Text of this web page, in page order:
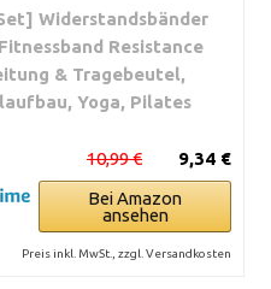
Widerstandsbänder
Resistance
& Tragebeutel,
Yoga, Pilates
9,34 €
10,99 €
Bei Amazon
ansehen
Preis inkl. MwSt., zzgl. Versandkosten